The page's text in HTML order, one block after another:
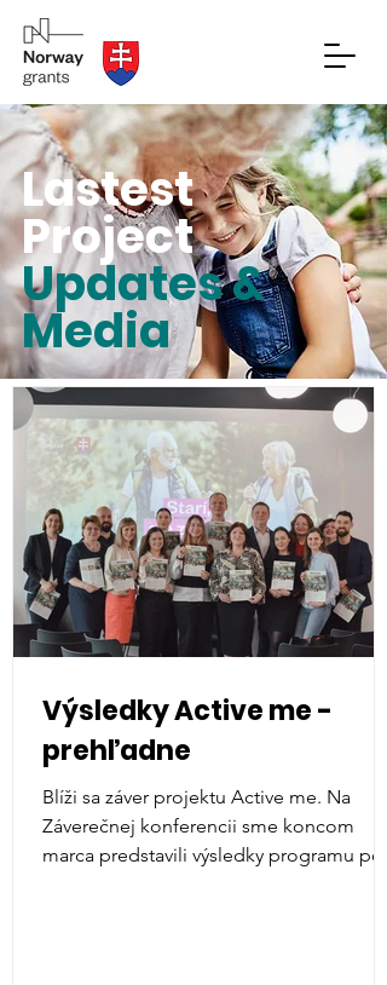
Lastest
Project
Updates &
Media
Výsledky Active me -
prehľadne
Blíži sa záver projektu Active me. Na
Záverečnej konferencii sme koncom
marca predstavili výsledky programu po